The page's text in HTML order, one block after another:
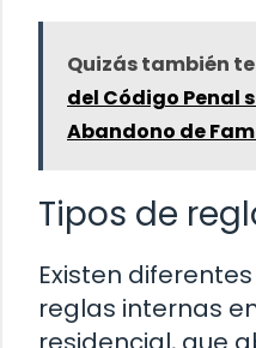
Quizás también
del Código Penal
Abandono de
Tipos de
Existen
reglas internas